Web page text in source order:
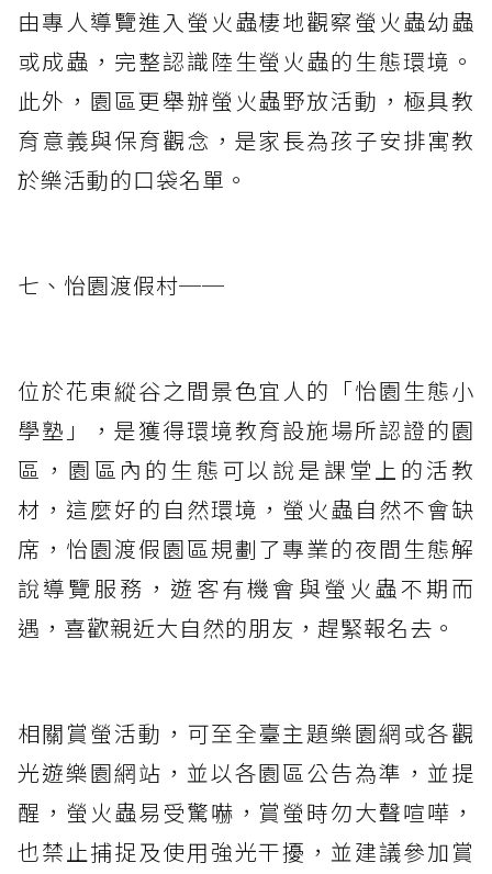
由專人導覽進入螢火蟲棲地觀察螢火蟲幼蟲
或成蟲，完整認識陸生螢火蟲的生態環境。
此外，園區更舉辦螢火蟲野放活動，極具教
育意義與保育觀念，是家長為孩子安排寓教
於樂活動的口袋名單。
七、怡園渡假村──
位於花東縱谷之間景色宜人的「怡園生態小
學塾」，是獲得環境教育設施場所認證的園
區，園區內的生態可以說是課堂上的活教
材，這麼好的自然環境，螢火蟲自然不會缺
席，怡園渡假園區規劃了專業的夜間生態解
說導覽服務，遊客有機會與螢火蟲不期而
遇，喜歡親近大自然的朋友，趕緊報名去。
相關賞螢活動，可至全臺主題樂園網或各觀
光遊樂園網站，並以各園區公告為準，並提
醒，螢火蟲易受驚嚇，賞螢時勿大聲喧嘩，
也禁止捕捉及使用強光干擾，並建議參加賞